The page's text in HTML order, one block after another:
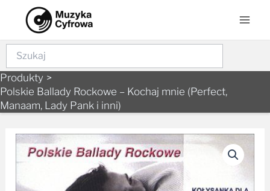
content
Szukaj
Produkty
Polskie Ballady Rockowe – Kochaj mnie (Perfect,
Manaam, Lady Pank i inni)